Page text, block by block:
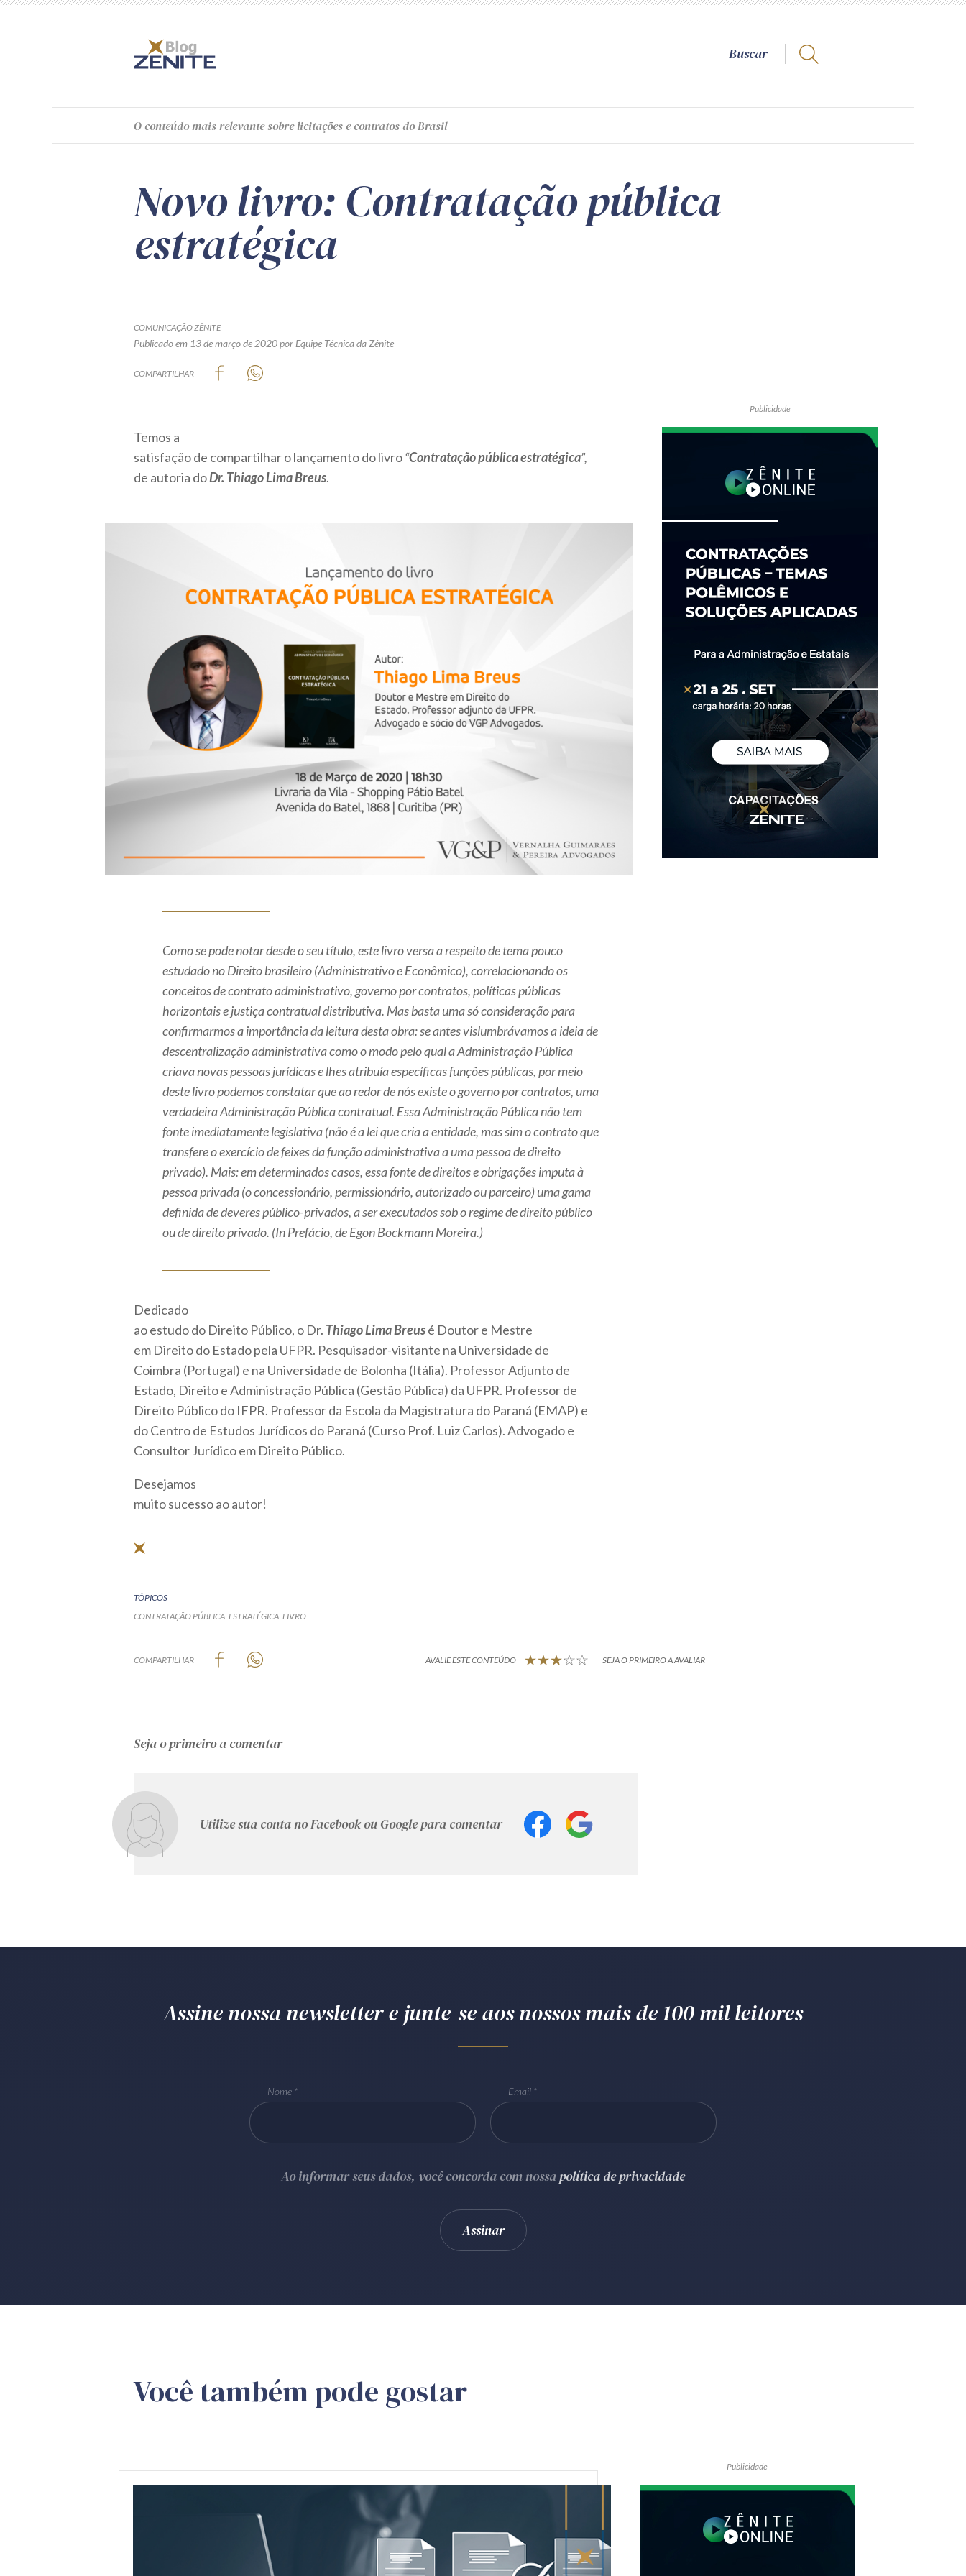
O conteúdomais relevante sobre licitações e contratos do Brasil
Novo livro: Contratação pública
estratégica
COMUNICAÇÃO ZÊNITE
Publicado em 13 de março de 2020por Equipe Técnica da Zênite
COMPARTILHAR
Temos a
satisfação de compartilhar o lançamento do livro“Contratação pública estratégica”,
de autoria doDr. Thiago Lima Breus.
Como se pode notar desde o seu título, este livro versa a respeito de tema pouco
estudado no Direito brasileiro (Administrativo e Econô­mico), correlacionando os
conceitos de contrato administrativo, go­verno por contratos, políticas públicas
horizontais e justiça contra­tual distributiva. Mas basta uma só consideração para
confirmarmos a importância da leitura desta obra: se antes vislumbrávamos a ideia de
descentralização administrativa como o modo pelo qual a Admi­nistração Pública
criava novas pessoas jurídicas e lhes atribuía es­pecíficas funções públicas, por meio
deste livro podemos constatar que ao redor de nós existe o governo por contratos, uma
verdadeira Administração Pública contratual. Essa Administração Pública não tem
fonte imediatamente legislativa (não é a lei que cria a entidade, mas sim o contrato que
transfere o exercício de feixes da função administrativa a uma pessoa de direito
privado). Mais: em determi­nados casos, essa fonte de direitos e obrigações imputa à
pessoa privada (o concessionário, permissionário, autorizado ou parceiro) uma gama
definida de deveres público-privados, a ser executados sob o regime de direito público
ou de direito privado. (In Prefácio, de Egon Bockmann Moreira.)
Dedicado
ao estudo do Direito Público, o Dr. Thiago Lima Breusé Doutor e Mestre
em Direito do Estado pela UFPR. Pesquisador-visitante na Uni­versidade de
Coimbra (Portugal) e na Universidade de Bolonha (Itália). Professor Adjunto de
Estado, Direito e Administração Pública (Gestão Pú­blica) da UFPR. Professor de
Direito Público do IFPR. Professor da Escola da Magistratura do Paraná (EMAP) e
do Centro de Estudos Jurídicos do Paraná (Curso Prof. Luiz Carlos). Advogado e
Consultor Jurídico em Direito Público.
Desejamos
muito sucesso ao autor!
Publicidade
TÓPICOS
CONTRATAÇÃO PÚBLICA ESTRATÉGICA LIVRO
COMPARTILHAR AVALIE ESTE CONTEÚDO SEJA O PRIMEIRO A AVALIAR
Seja o primeiro a comentar
Utilize sua conta no Facebook ou Google para comentar
Assine nossa newsletter e junte-se aos nossos mais de 100 mil leitores
Nome Email
Ao informar seus dados, você concorda com nossapolítica de privacidade
Você também pode gostar
Publicidade